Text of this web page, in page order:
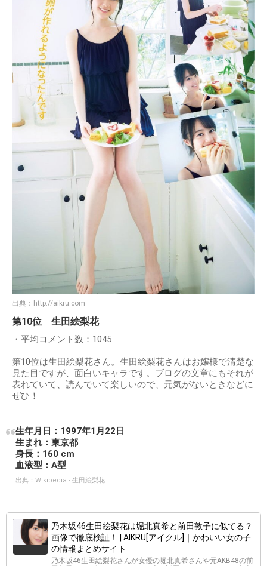
出典： http://aikru.com
第10位 生田絵梨花
・平均コメント数：1045
第10位は生田絵梨花さん。生田絵梨花さんはお嬢様で清楚な
見た目ですが、面白いキャラです。ブログの文章にもそれが
表れていて、読んでいて楽しいので、元気がないときなどに
ぜひ！
生年月日：1997年1月22日
生まれ：東京都
身長：160 cm
血液型：A型
出典： Wikipedia - 生田絵梨花
乃木坂46生田絵梨花は堀北真希と前田敦子に似てる？
画像で徹底検証！ | AIKRU[アイクル]｜かわいい女の子
の情報まとめサイト
乃木坂46生田絵梨花さんが女優の堀北真希さんや元AKB48の前